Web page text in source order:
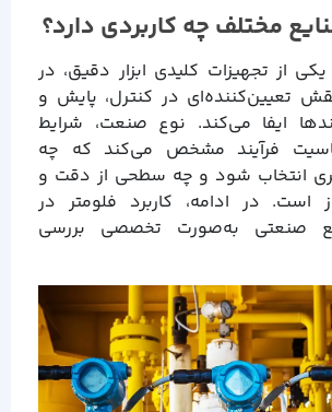
مختلف چه کاربردی دارد؟
از تجهیزات کلیدی ابزار دقیق، در
تعیین‌کننده‌ای در کنترل، پایش و
ایفا می‌کند. نوع صنعت، شرایط
فرآیند مشخص می‌کند که چه
انتخاب شود و چه سطحی از دقت و
است. در ادامه، کاربرد فلومتر در
صنعتی به‌صورت تخصصی بررسی